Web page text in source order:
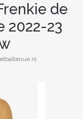
de
2022-23